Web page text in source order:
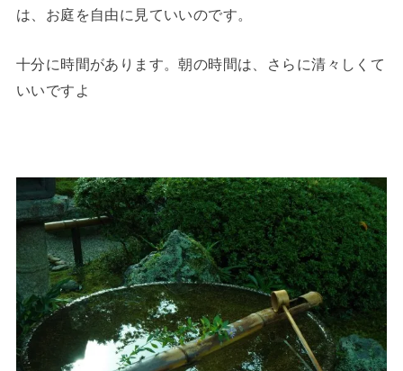
は、お庭を自由に見ていいのです。
十分に時間があります。朝の時間は、さらに清々しくて
いいですよ